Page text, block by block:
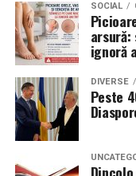
SOCIAL
ignoră
DIVERSE
Peste